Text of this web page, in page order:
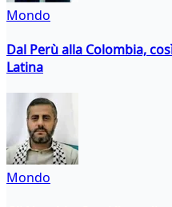
Mondo
Dal Perù alla Colombia,
Latina
Mondo